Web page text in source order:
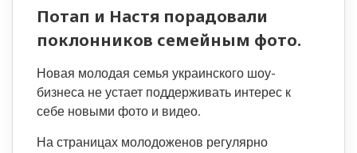
Потап и Настя порадовали
поклонников семейным фото.
Новая молодая семья украинского шоу-
бизнеса не устает поддерживать интерес к
себе новыми фото и видео.
На страницах молодоженов регулярно